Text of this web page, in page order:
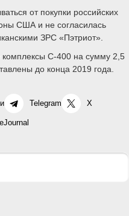
от покупки российских
США и не согласилась
ЗРС «Пэтриот».
комплексы С-400 на сумму 2,5
до конца 2019 года.
Telegram X